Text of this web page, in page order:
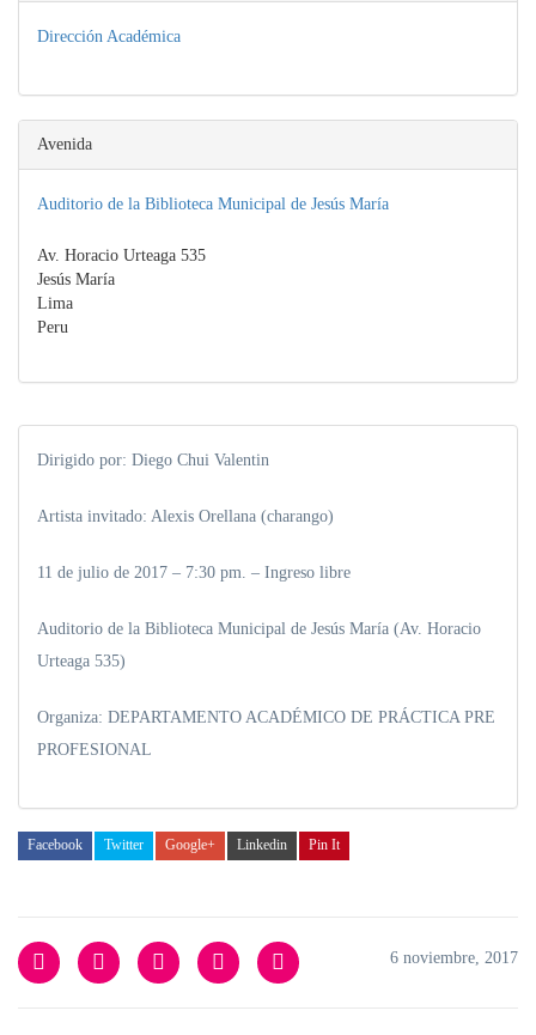
Dirección Académica
Avenida
Auditorio de la Biblioteca Municipal de Jesús María
Av. Horacio Urteaga 535
Jesús María
Lima
Peru
Dirigido por: Diego Chui Valentin
Artista invitado: Alexis Orellana (charango)
11 de julio de 2017 – 7:30 pm. – Ingreso libre
Auditorio de la Biblioteca Municipal de Jesús María (Av. Horacio
Urteaga 535)
Organiza: DEPARTAMENTO ACADÉMICO DE PRÁCTICA PRE
PROFESIONAL
Facebook Twitter Google+ Linkedin Pin It
6 noviembre, 2017